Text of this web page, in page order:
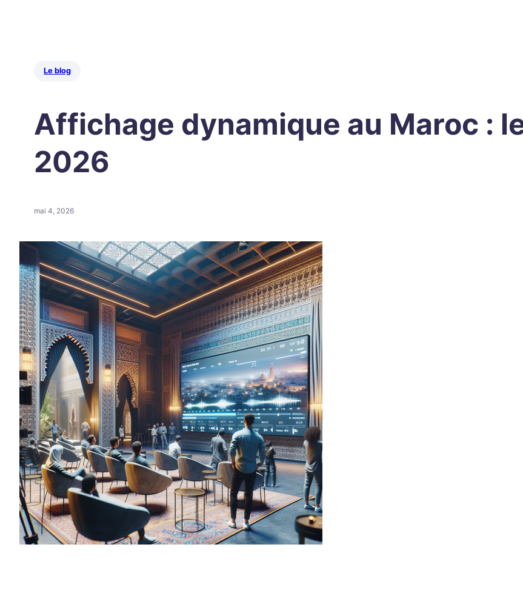
Le blog
Affichage dynamique au Maroc :
2026
mai 4, 2026